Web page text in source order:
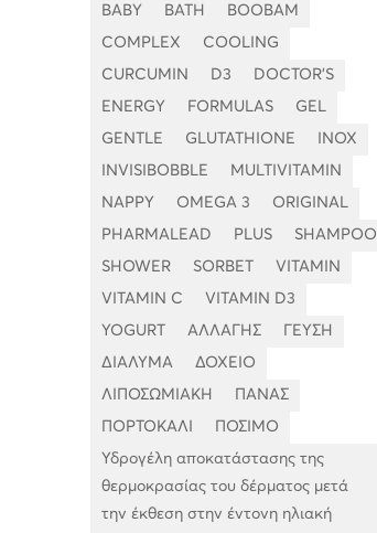
BABY BATH BOOBAM
COMPLEX COOLING
CURCUMIN D3 DOCTOR'S
ENERGY FORMULAS GEL
GENTLE GLUTATHIONE INOX
INVISIBOBBLE MULTIVITAMIN
NAPPY OMEGA 3 ORIGINAL
PHARMALEAD PLUS SHAMPOO
SHOWER SORBET VITAMIN
VITAMIN C VITAMIN D3
YOGURT ΑΛΛΑΓΗΣ ΓΕΥΣΗ
ΔΙΑΛΥΜΑ ΔΟΧΕΙΟ
ΛΙΠΟΣΩΜΙΑΚΗ ΠΑΝΑΣ
ΠΟΡΤΟΚΑΛΙ ΠΟΣΙΜΟ
Υδρογέλη αποκατάστασης της
θερμοκρασίας του δέρματος μετά
την έκθεση στην έντονη ηλιακή